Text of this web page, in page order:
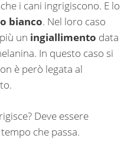
i cani ingrigiscono. E lo
bianco. Nel loro caso
un ingiallimento data
In questo caso si
è però legata al
Deve essere
che passa.